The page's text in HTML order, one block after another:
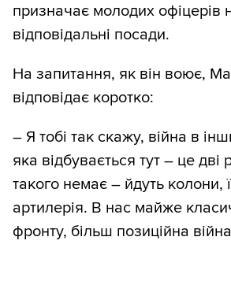
призначає молодих офіцерів
відповідальні посади.
На запитання, як він воює,
відповідає коротко:
– Я тобі так скажу, війна в
яка відбувається тут – це дві
такого немає – йдуть колони,
артилерія. В нас майже
фронту, більш позиційна